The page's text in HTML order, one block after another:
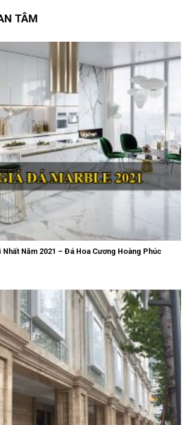
TÂM
Năm 2021 – Đá Hoa Cương Hoàng Phúc